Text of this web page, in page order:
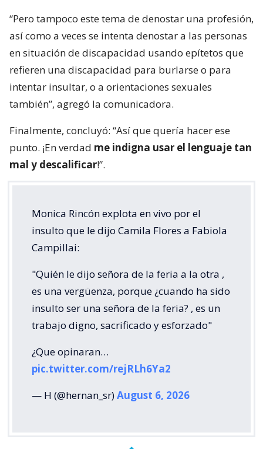
“Pero tampoco este tema de denostar una profesión,
así como a veces se intenta denostar a las personas
en situación de discapacidad usando epítetos que
refieren una discapacidad para burlarse o para
intentar insultar, o a orientaciones sexuales
también”, agregó la comunicadora.
Finalmente, concluyó: “Así que quería hacer ese
punto. ¡En verdad me indigna usar el lenguaje tan
mal y descalificar!”.
Monica Rincón explota en vivo por el
insulto que le dijo Camila Flores a Fabiola
Campillai:
"Quién le dijo señora de la feria a la otra ,
es una vergüenza, porque ¿cuando ha sido
insulto ser una señora de la feria? , es un
trabajo digno, sacrificado y esforzado"
¿Que opinaran…
pic.twitter.com/rejRLh6Ya2
— H (@hernan_sr)August 6, 2026